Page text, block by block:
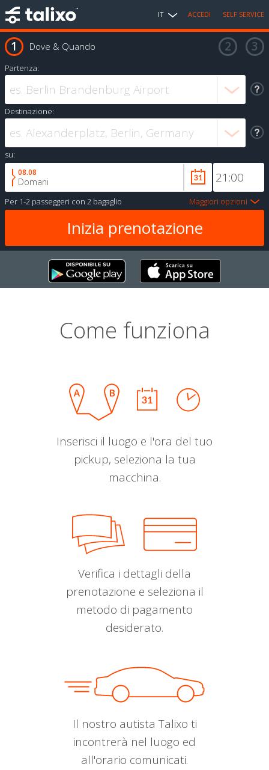
IT ACCEDI SELF SERVICE
Dove & Quando
Partenza:
Destinazione:
su:
08.08
Domani
Per 1-2 passeggeri con 2 bagaglio Maggiori opzioni
Come funziona
Inserisci il luogo e l'ora del tuo
pickup, seleziona la tua
macchina.
Verifica i dettagli della
prenotazione e seleziona il
metodo di pagamento
desiderato.
Il nostro autista Talixo ti
incontrerà nel luogo ed
all'orario comunicati.